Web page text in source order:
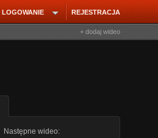
REJESTRACJA
LOGOWANIE
+ dodaj wideo
Następne wideo: